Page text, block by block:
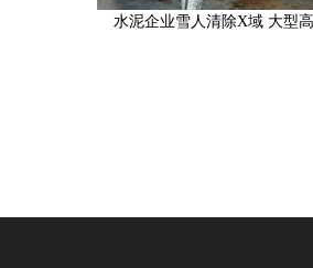
水泥企业雪人清除X域 大型